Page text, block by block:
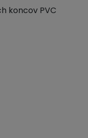
koncov PVC